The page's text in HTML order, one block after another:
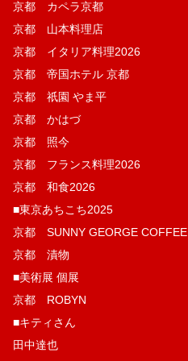
京都 カペラ京都
京都 山本料理店
京都 イタリア料理2026
京都 帝国ホテル 京都
京都 祇園 やま平
京都 かはづ
京都 照今
京都 フランス料理2026
京都 和食2026
■東京あちこち2025
京都 SUNNY GEORGE COFFEE
京都 漬物
■美術展 個展
京都 ROBYN
■キティさん
田中達也